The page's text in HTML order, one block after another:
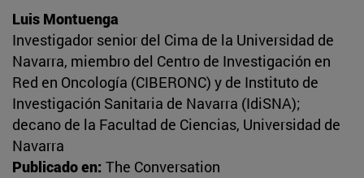
Luis Montuenga
Investigador senior del Cima de la Universidad de
Navarra, miembro del Centro de Investigación en
Red en Oncología (CIBERONC) y de Instituto de
Investigación Sanitaria de Navarra (IdiSNA);
decano de la Facultad de Ciencias, Universidad de
Navarra
Publicado en: The Conversation